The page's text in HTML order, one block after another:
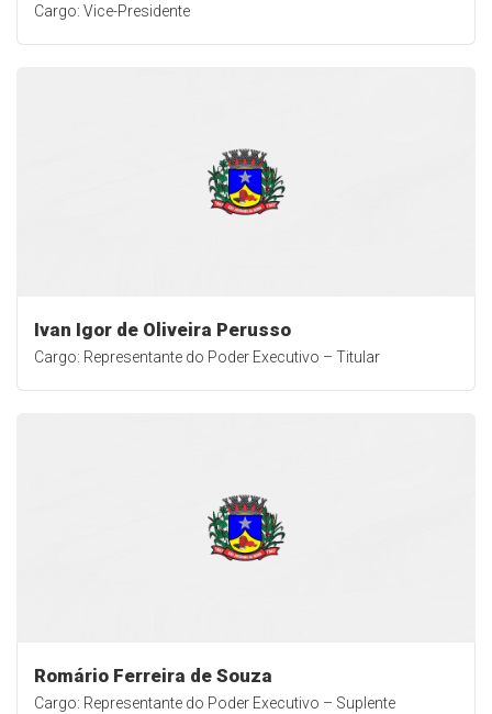
Cargo: Vice-Presidente
Ivan Igor de Oliveira Perusso
Cargo: Representante do Poder Executivo – Titular
Romário Ferreira de Souza
Cargo: Representante do Poder Executivo – Suplente